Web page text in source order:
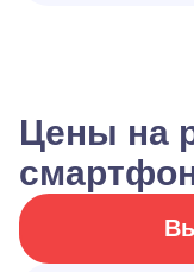
Цены на